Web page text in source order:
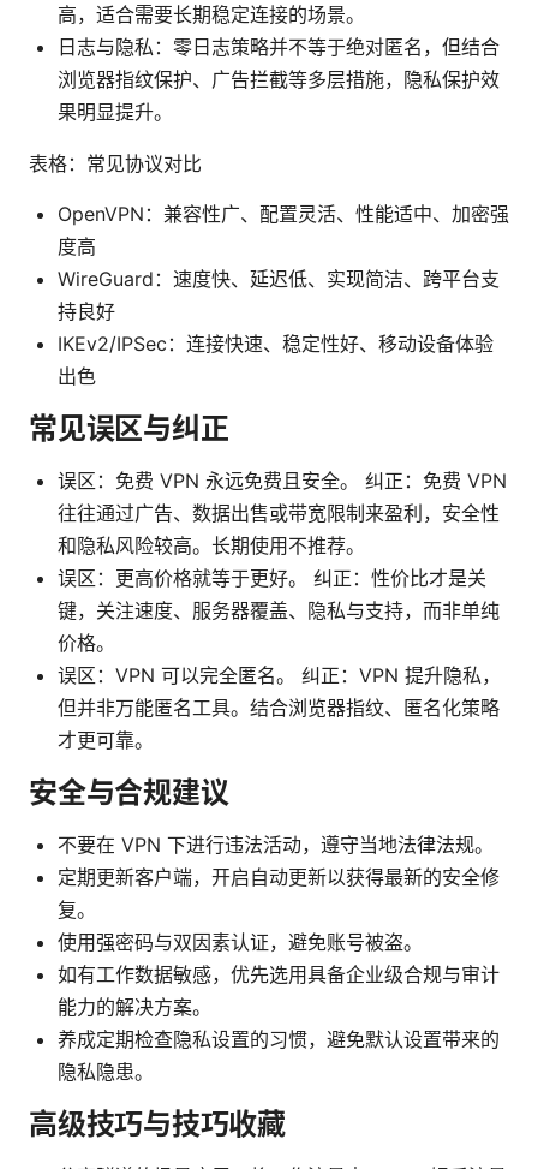
高，适合需要长期稳定连接的场景。
日志与隐私：零日志策略并不等于绝对匿名，但结合
浏览器指纹保护、广告拦截等多层措施，隐私保护效
果明显提升。
表格：常见协议对比
OpenVPN：兼容性广、配置灵活、性能适中、加密强
度高
WireGuard：速度快、延迟低、实现简洁、跨平台支
持良好
IKEv2/IPSec：连接快速、稳定性好、移动设备体验
出色
常见误区与纠正
误区：免费 VPN 永远免费且安全。 纠正：免费 VPN
往往通过广告、数据出售或带宽限制来盈利，安全性
和隐私风险较高。长期使用不推荐。
误区：更高价格就等于更好。 纠正：性价比才是关
键，关注速度、服务器覆盖、隐私与支持，而非单纯
价格。
误区：VPN 可以完全匿名。 纠正：VPN 提升隐私，
但并非万能匿名工具。结合浏览器指纹、匿名化策略
才更可靠。
安全与合规建议
不要在 VPN 下进行违法活动，遵守当地法律法规。
定期更新客户端，开启自动更新以获得最新的安全修
复。
使用强密码与双因素认证，避免账号被盗。
如有工作数据敏感，优先选用具备企业级合规与审计
能力的解决方案。
养成定期检查隐私设置的习惯，避免默认设置带来的
隐私隐患。
高级技巧与技巧收藏